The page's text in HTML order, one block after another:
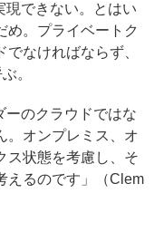
できない。とはい
め。プライベートク
なければならず、
。
のクラウドではな
。オンプレミス、オ
ス状態を考慮し、そ
えるのです」（Clem